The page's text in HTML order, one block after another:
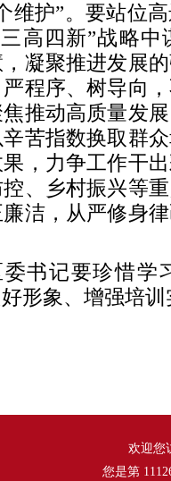
维护”。要站位
高四新”战略
凝聚推进发展
程序、树导向
推动高质量发
苦指数换取群
，力争工作干
、乡村振兴等
洁，从严修身
书记要珍惜学
形象、增强培训
欢迎您
您是第